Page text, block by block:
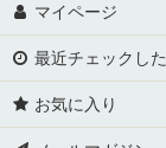
島素材パン
人気ランキング
マイページ
最近チェックし
お気に入り